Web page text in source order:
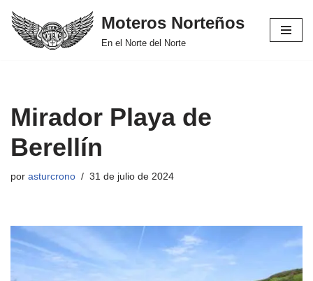
Saltar
Moteros Norteños
En el Norte del Norte
Mirador Playa de
Berellín
por asturcrono 31 de julio de 2024